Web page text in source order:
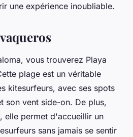
une expérience inoubliable.
vous trouverez Playa
plage est un véritable
kitesurfeurs, avec ses spots
son vent side-on. De plus,
elle permet d'accueillir un
sans jamais se sentir